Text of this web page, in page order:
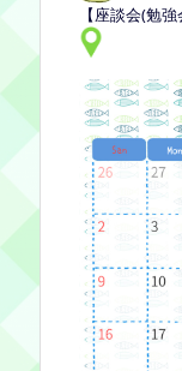
【座談会(勉